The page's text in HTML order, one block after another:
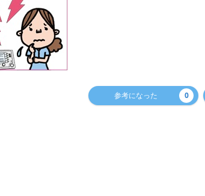
参考になった 0